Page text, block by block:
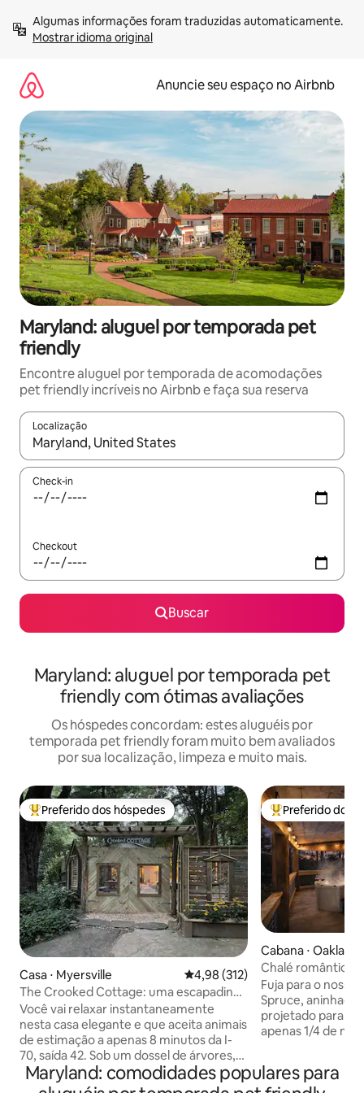
para
Mostrar idioma original
Anuncie seu espaço no Airbnb
Maryland: aluguel por temporada pet
friendly
Encontre aluguel por temporada de acomodações
pet friendly incríveis no Airbnb e faça sua reserva
Localização
Quando os resultados estiverem disponíveis, explore-os
Check-in
Checkout
Buscar
Maryland: aluguel por temporada pet
friendly com ótimas avaliações
Os hóspedes concordam: estes aluguéis por
temporada pet friendly foram muito bem avaliados
por sua localização, limpeza e muito mais.
Entre os melhores preferidos dos hóspedes
Preferido dos hóspedes
Casa ⋅ Myersville 4,98 de uma avaliação média de
4,98 (312)
The Crooked Cottage: uma escapadinha
aconchegante e com curadoria
Você vai relaxar instantaneamente
nesta casa elegante e que aceita animais
de estimação a apenas 8 minutos da I-
70, saída 42. Sob um dossel de árvores,
encontre um quintal lindamente
paisagístico com decks e duas áreas de
Entre os
Preferido dos
Cabana ⋅ Oakland
Chalé romântico
lago e com
hidromassagem/
Fuja para o
Spruce, aninhado
projetado para
apenas 1/4 de
perfeita de
Este novo chalé
Maryland: comodidades populares para